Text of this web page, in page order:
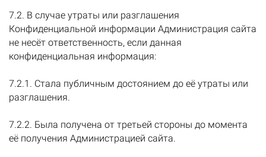
7.2. В случае утраты или разглашения
Конфиденциальной информации Администрация сайта
не несёт ответственность, если данная
конфиденциальная информация:
7.2.1. Стала публичным достоянием до её утраты или
разглашения.
7.2.2. Была получена от третьей стороны до момента
её получения Администрацией сайта.